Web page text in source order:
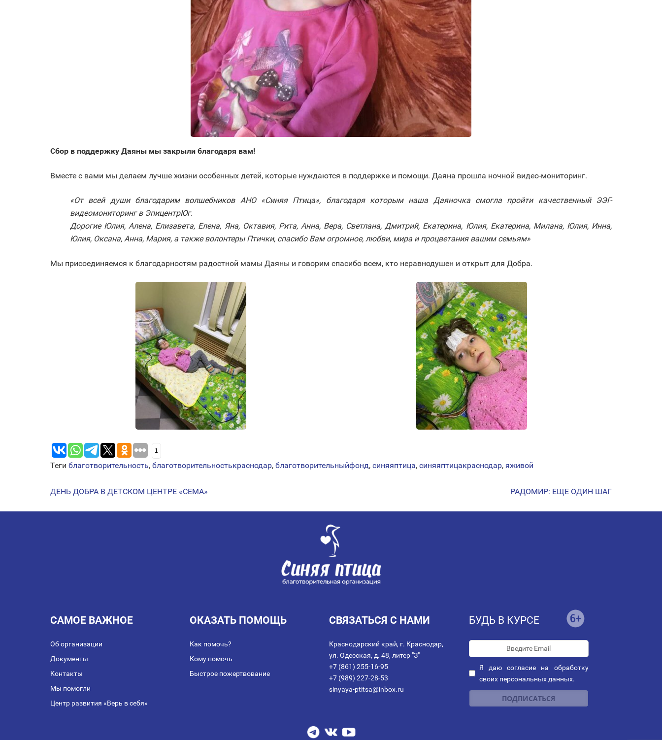
Сбор в поддержку Даяны мы закрыли благодаря вам!
Вместе с вами мы делаем лучше жизни особенных детей, которые нуждаются в поддержке и помощи. Даяна прошла ночной видео-мониторинг.
«От всей души благодарим волшебников АНО «Синяя Птица», благодаря которым наша Даяночка смогла пройти качественный ЭЭГ-
видеомониторинг в ЭпицентрЮг.
Дорогие Юлия, Алена, Елизавета, Елена, Яна, Октавия, Рита, Анна, Вера, Светлана, Дмитрий, Екатерина, Юлия, Екатерина, Милана, Юлия, Инна,
Юлия, Оксана, Анна, Мария, а также волонтеры Птички, спасибо Вам огромное, любви, мира и процветания вашим семьям»
Мы присоединяемся к благодарностям радостной мамы Даяны и говорим спасибо всем, кто неравнодушен и открыт для Добра.
1
Теги благотворительность, благотворительностькраснодар, благотворительныйфонд, синяяптица, синяяптицакраснодар, яживой
НАВИГАЦИЯ
ПО
ДЕНЬ ДОБРА В ДЕТСКОМ ЦЕНТРЕ «СЕМА» РАДОМИР: ЕЩЕ ОДИН ШАГ
САМОЕ ВАЖНОЕ
Об организации
Документы
Контакты
Мы помогли
Центр развития «Верь в себя»
ОКАЗАТЬ ПОМОЩЬ
Как помочь?
Кому помочь
Быстрое пожертвование
СВЯЗАТЬСЯ С НАМИ
Краснодарский край, г. Краснодар,
ул. Одесская, д. 48, литер "З"
+7 (861) 255-16-95
+7 (989) 227-28-53
sinyaya-ptitsa@inbox.ru
БУДЬ В КУРСЕ
Я даюсогласие на обработку
своих персональных данных.